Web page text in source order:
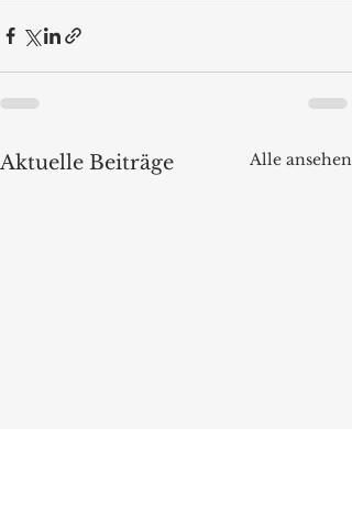
Aktuelle Beiträge Alle ansehen